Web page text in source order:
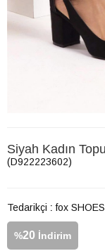
Siyah Kadın
(D922223602)
Tedarikçi : fox SHOES
%20 İndirim